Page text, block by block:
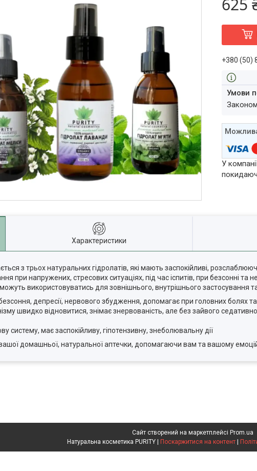
625
+380 (50)
У
Характеристики
з трьох натуральних гідролатів, які мають заспокійливі,
при напружених, стресових ситуаціях, під час іспитів, при безсонні та
використовуватись для зовнішнього, внутрішнього застосування
депресії, нервового збудження, допомагає при головних болях
швидко відновитися, знімає знервованість, але без зайвого
систему, має заспокійливу, гіпотензивну, знеболювальну дії
домашньої, натуральної аптечки, допомагаючи вам та вашому
Сайт створений на маркетплейсі Prom.ua
Поскаржитися на контент